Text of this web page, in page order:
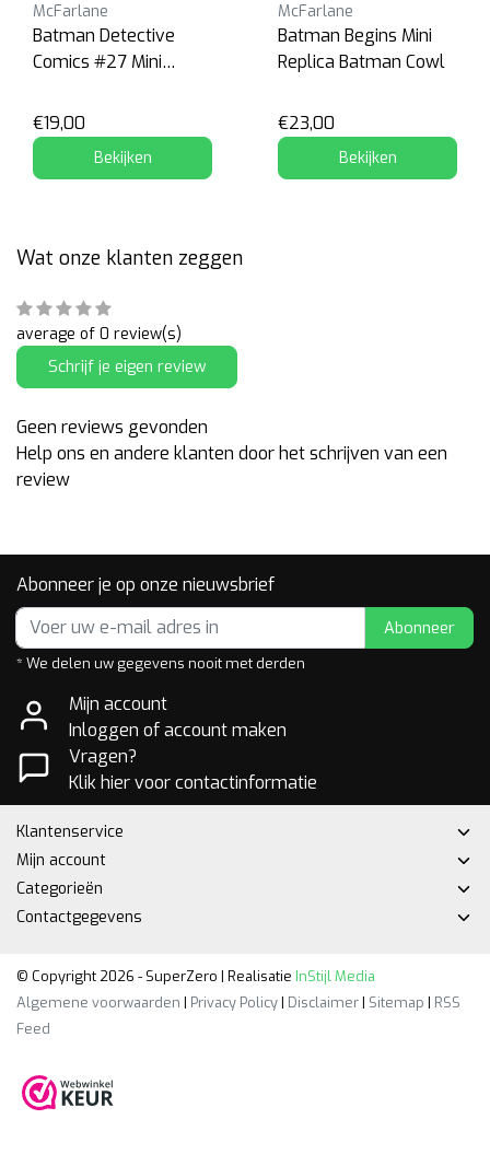
McFarlane
Batman Detective
Comics #27 Mini
€19,00
Bekijken
McFarlane
Batman Begins Mini
Replica Batman Cowl
€23,00
Bekijken
Wat onze klanten zeggen
average of 0 review(s)
Schrijf je eigen review
Geen reviews gevonden
Help ons en andere klanten door het schrijven van een
review
Abonneer je op onze nieuwsbrief
Abonneer
* We delen uw gegevens nooit met derden
Mijn account
Inloggen of account maken
Vragen?
Klik hier voor contactinformatie
Klantenservice
Mijn account
Categorieën
Contactgegevens
© Copyright 2026 - SuperZero | Realisatie InStijl Media
Algemene voorwaarden | Privacy Policy| Disclaimer| Sitemap | RSS
Feed